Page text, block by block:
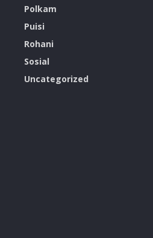
Polkam
Puisi
Rohani
Sosial
Uncategorized